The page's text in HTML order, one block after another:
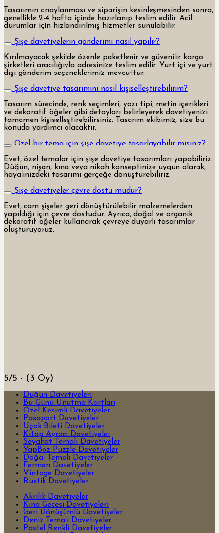
Tasarımın onaylanması ve siparişin kesinleşmesinden sonra,
genellikle 2-4 hafta içinde hazırlanıp teslim edilir. Acil
durumlar için hızlandırılmış hizmetler sunulabilir.
Şişe davetiyelerin gönderimi nasıl yapılır?
Kırılmayacak şekilde özenle paketlenir ve güvenilir kargo
şirketleri aracılığıyla adresinize teslim edilir. Yurt içi ve yurt
dışı gönderim seçeneklerimiz mevcuttur.
Şişe davetiye tasarımını nasıl kişiselleştirebilirim?
Tasarım sürecinde, renk seçimleri, yazı tipi, metin içerikleri
ve dekoratif öğeler gibi detayları belirleyerek davetiyenizi
tamamen kişiselleştirebilirsiniz. Tasarım ekibimiz, size bu
konuda yardımcı olacaktır.
Özel bir tema için şişe davetiye tasarlayabilir misiniz?
Evet, özel temalar için şişe davetiye tasarımları yapabiliriz.
Düğün, nişan, kına veya nikah konseptinize uygun olarak,
hayalinizdeki tasarımı gerçeğe dönüştürebiliriz.
Şişe davetiyeler çevre dostu mudur?
Evet, cam şişeler geri dönüştürülebilir malzemelerden
yapıldığı için çevre dostudur. Ayrıca, doğal ve organik
dekoratif öğeler kullanarak çevreye duyarlı tasarımlar
oluşturuyoruz.
5/5 - (3 Oy)
Düğün Davetiyeleri
Bu Günü Unutma Kartları
Özel Kesimli Davetiyeler
Pasaport Davetiyeler
Uçak Bileti Davetiyeler
Kitap Ayracı Davetiyeler
Seyahat Temalı Davetiyeler
YapBoz Puzzle Davetiyeler
Doğal Temalı Davetiyeler
Ferman Davetiyeler
Vintage Davetiyeler
Rustik Davetiyeler
Akrilik Davetiyeler
Kına Gecesi Davetiyeleri
Geri Dönüşümlü Davetiyeler
Deniz Temalı Davetiyeler
Pastel Renkli Davetiyeler